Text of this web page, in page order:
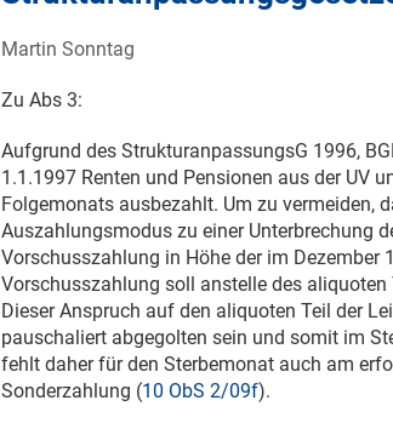
Martin Sonntag
Zu Abs 3:
Aufgrund des StrukturanpassungsG 1996,
1.1.1997 Renten und Pensionen aus der UV
Folgemonats ausbezahlt. Um zu vermeiden,
Auszahlungsmodus zu einer Unterbrechung
Vorschusszahlung in Höhe der im Dezember
Vorschusszahlung soll anstelle des
Dieser Anspruch auf den aliquoten Teil der
pauschaliert abgegolten sein und somit im
fehlt daher für den Sterbemonat auch am
Sonderzahlung (10 ObS 2/09f).